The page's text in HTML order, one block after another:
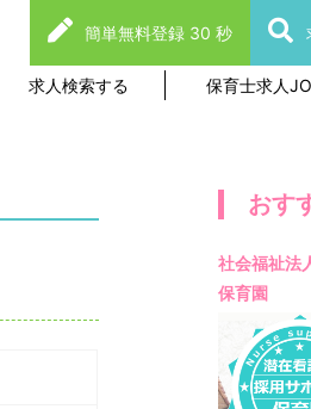
求人検索する 保育士求人
簡単無料登録 30 秒
おす
社会福祉
保育園